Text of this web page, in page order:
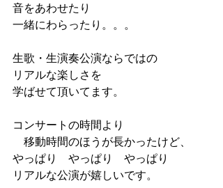
音をあわせたり
一緒にわらったり。。。
生歌・生演奏公演ならではの
リアルな楽しさを
学ばせて頂いてます。
コンサートの時間より
移動時間のほうが長かったけど、
やっぱり　やっぱり　やっぱり
リアルな公演が嬉しいです。